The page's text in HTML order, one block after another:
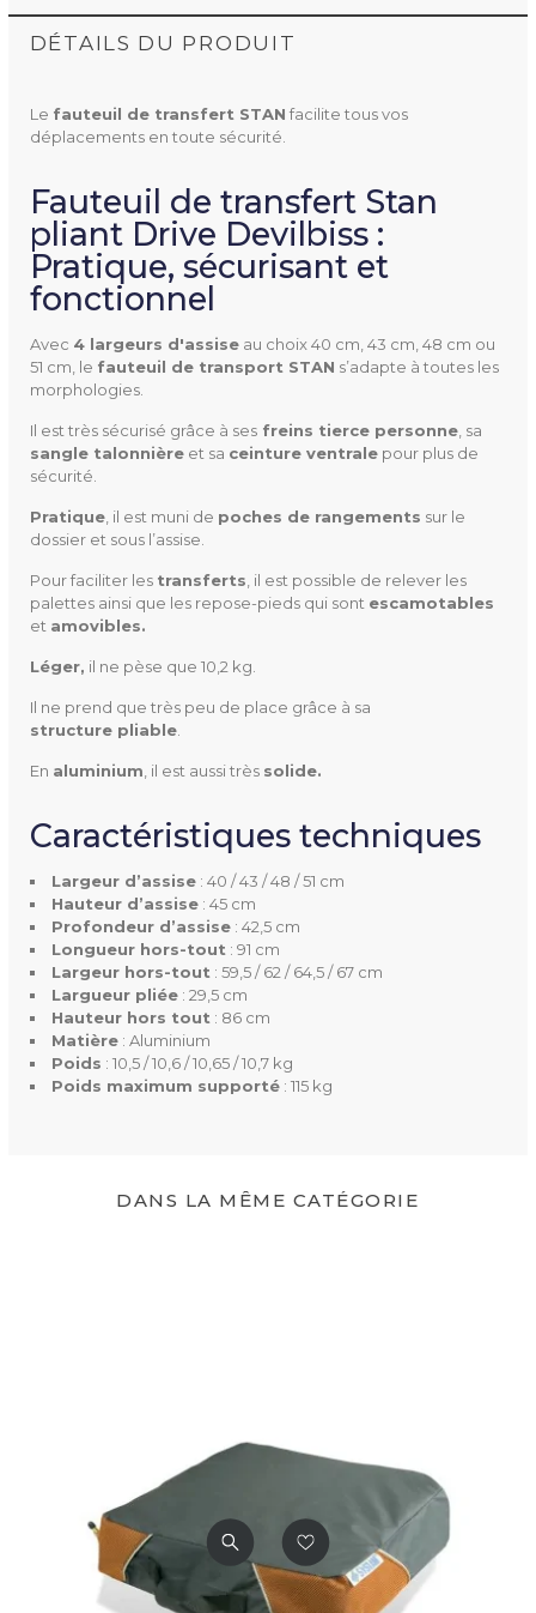
DÉTAILS DU PRODUIT
Le fauteuil de transfert STAN facilite tous vos
déplacements en toute sécurité.
Fauteuil de transfert Stan
pliant Drive Devilbiss :
Pratique, sécurisant et
fonctionnel
Avec 4 largeurs d'assiseau choix 40 cm, 43 cm, 48 cm ou
51 cm, le fauteuil de transport STAN s’adapte à toutes les
morphologies.
Il est très sécurisé grâce à ses freins tierce personne, sa
sangle talonnièreet sa ceinture ventralepour plus de
sécurité.
Pratique, il est muni de poches de rangements sur le
dossier et sous l’assise.
Pour faciliter les transferts , il est possible de relever les
palettes ainsi que les repose-pieds qui sont escamotables
et amovibles.
Léger, il ne pèse que 10,2 kg.
Il ne prend que très peu de place grâce à sa
structure pliable.
En aluminium , il est aussi très solide.
Caractéristiques techniques
Largeur d’assise: 40 / 43 / 48 / 51 cm
Hauteur d’assise: 45 cm
Profondeur d’assise: 42,5 cm
Longueur hors-tout : 91 cm
Largeur hors-tout : 59,5 / 62 / 64,5 / 67 cm
Largueur pliée: 29,5 cm
Hauteur hors tout : 86 cm
Matière: Aluminium
Poids : 10,5 / 10,6 / 10,65 / 10,7 kg
Poids maximum supporté: 115 kg
RéférenceM28000700-BR20
Matière Extérieure Aluminium
Largeur
29,5 cm (plié)
-tout)
Hauteur
Hauteur De L'assise
Poids Supporté 115 kg
DANS LA MÊME CATÉGORIE